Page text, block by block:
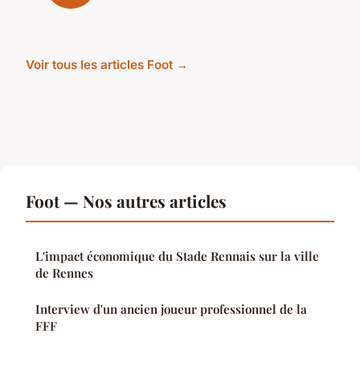
Voir tous les articles Foot →
Foot — Nos autres articles
L'impact économique du Stade Rennais sur la ville
de Rennes
Interview d'un ancien joueur professionnel de la
FFF